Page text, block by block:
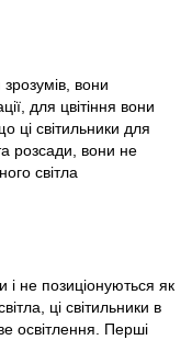
зрозумів, вони
для цвітіння вони
ці світильники для
розсади, вони не
світла
і не позиціонуються як
ці світильники в
освітлення. Перші